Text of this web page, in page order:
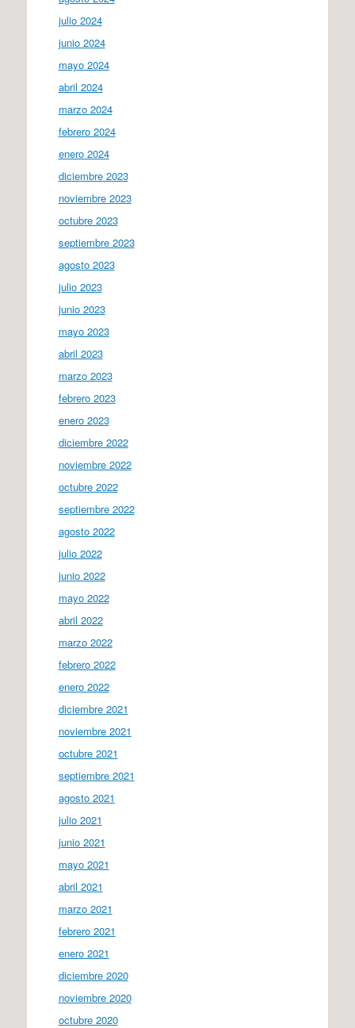
julio 2024
junio 2024
mayo 2024
abril 2024
marzo 2024
febrero 2024
enero 2024
diciembre 2023
noviembre 2023
octubre 2023
septiembre 2023
agosto 2023
julio 2023
junio 2023
mayo 2023
abril 2023
marzo 2023
febrero 2023
enero 2023
diciembre 2022
noviembre 2022
octubre 2022
septiembre 2022
agosto 2022
julio 2022
junio 2022
mayo 2022
abril 2022
marzo 2022
febrero 2022
enero 2022
diciembre 2021
noviembre 2021
octubre 2021
septiembre 2021
agosto 2021
julio 2021
junio 2021
mayo 2021
abril 2021
marzo 2021
febrero 2021
enero 2021
diciembre 2020
noviembre 2020
octubre 2020